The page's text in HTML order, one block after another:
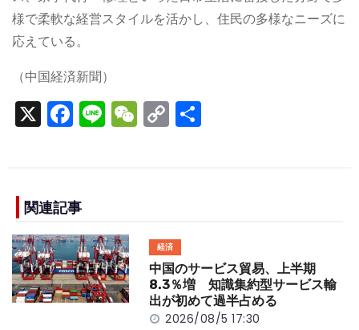
様で柔軟な経営スタイルを活かし、住民の多様なニーズに
応えている。
（中国経済新聞）
X F
a
e
b
o
o
k
Li
n
W
e
C
o
n
k
関連記事
経済
中国のサービス貿易、上半期
8.3％増 知識集約型サービス輸
出が初めて過半占める
2026/08/5 17:30